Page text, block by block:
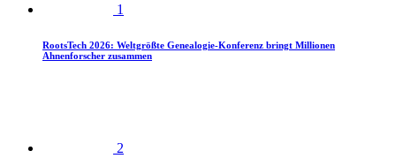
1
RootsTech 2026: Weltgrößte Genealogie-Konferenz bringt Millionen
Ahnenforscher zusammen
2